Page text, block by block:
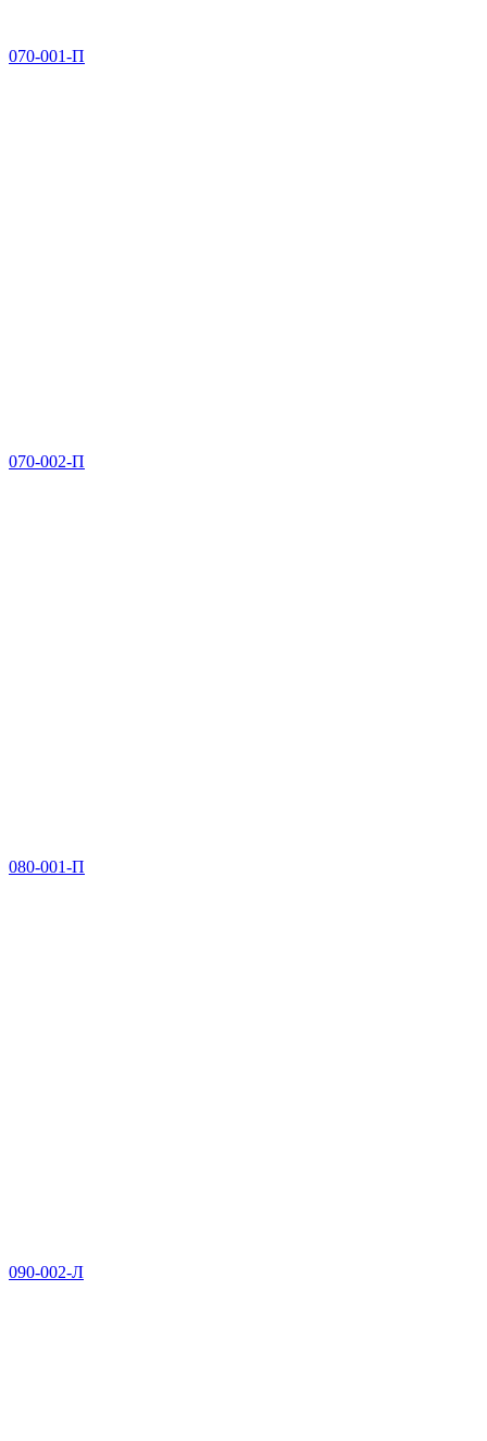
070-001-П
070-002-П
080-001-П
090-002-Л